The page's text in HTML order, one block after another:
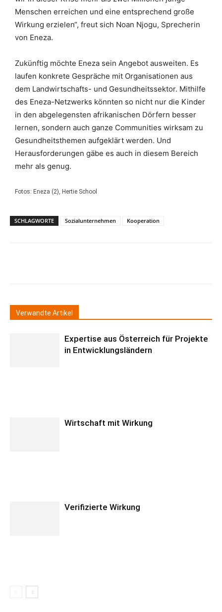
Menschen erreichen und eine entsprechend große
Wirkung erzielen“, freut sich Noan Njogu, Sprecherin
von Eneza.
Zukünftig möchte Eneza sein Angebot ausweiten. Es
laufen konkrete Gespräche mit Organisationen aus
dem Landwirtschafts- und Gesundheitssektor. Mithilfe
des Eneza-Netzwerks könnten so nicht nur die Kinder
in den abgelegensten afrikanischen Dörfern besser
lernen, sondern auch ganze Communities wirksam zu
Gesundheitsthemen aufgeklärt werden. Und
Herausforderungen gäbe es auch in diesem Bereich
mehr als genug.
Fotos: Eneza (2), Hertie School
SCHLAGWORTE Sozialunternehmen Kooperation
Verwandte Artikel
Expertise aus Österreich für Projekte
in Entwicklungsländern
Wirtschaft mit Wirkung
Verifizierte Wirkung